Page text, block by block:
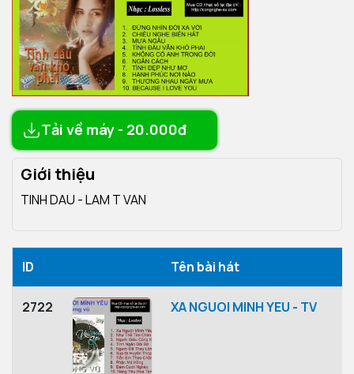
Tải về máy - 20.000đ
Giới thiệu
TINH DAU - LAM T VAN
ID Tên bài hát
2722 XA NGUOI MINH YEU - TV